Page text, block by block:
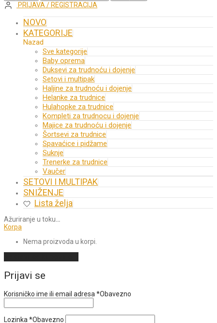
PRIJAVA / REGISTRACIJA
NOVO
KATEGORIJE
Nazad
Sve kategorije
Baby oprema
Duksevi za trudnoću i dojenje
Setovi i multipak
Haljine za trudnoću i dojenje
Helanke za trudnice
Hulahopke za trudnice
Kompleti za trudnocu i dojenje
Majice za trudnoću i dojenje
Šortsevi za trudnice
Spavaćice i pidžame
Suknje
Trenerke za trudnice
Vaučer
SETOVI I MULTIPAK
SNIŽENJE
Lista želja
Ažuriranje u toku…
Korpa
Nema proizvoda u korpi.
Prijavi se
Korisničko ime ili email adresa *Obavezno
Lozinka *Obavezno